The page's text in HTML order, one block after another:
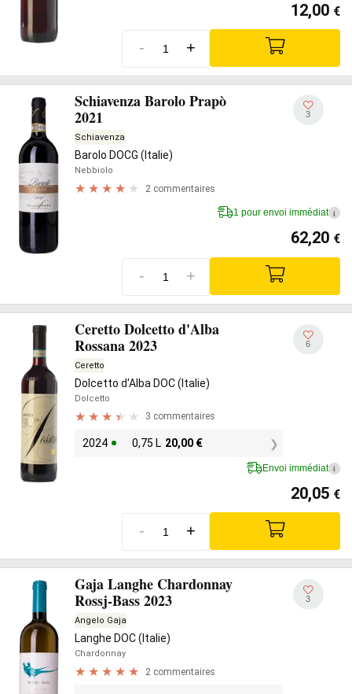
12,00 €
- +
Schiavenza Barolo Prapò
2021
Schiavenza
Barolo DOCG (Italie)
Nebbiolo
2 commentaires
3
1 pour envoi immédiat i
62,20 €
- +
Ceretto Dolcetto d'Alba
Rossana 2023
Ceretto
Dolcetto d'Alba DOC (Italie)
Dolcetto
3 commentaires
2024 0,75 L 20,00 €
6
Envoi immédiat i
20,05 €
- +
Gaja Langhe Chardonnay
Rossj-Bass 2023
Angelo Gaja
Langhe DOC (Italie)
Chardonnay
2 commentaires
3